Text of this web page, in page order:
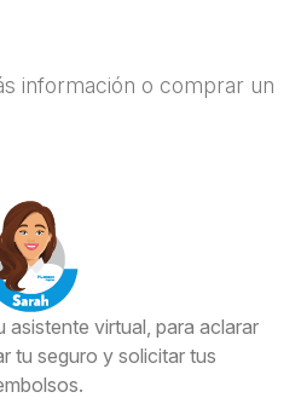
información o comprar un
asistente virtual, para aclarar
tu seguro y solicitar tus